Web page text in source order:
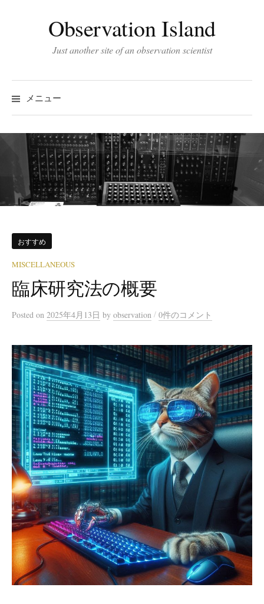
ス
キ
ッ
Observation Island
Just another site of an observation scientist
メニュー
おすすめ
MISCELLANEOUS
臨床研究法の概要
Posted on 2025年4月13日 by observation / 0件のコメント